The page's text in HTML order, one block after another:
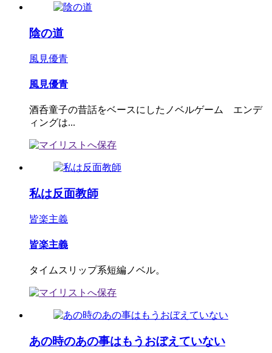
陰の道
風見優青
風見優青
酒呑童子の昔話をベースにしたノベルゲーム エンデ
ィングは...
私は反面教師
皆楽主義
皆楽主義
タイムスリップ系短編ノベル。
あの時のあの事はもうおぼえていない